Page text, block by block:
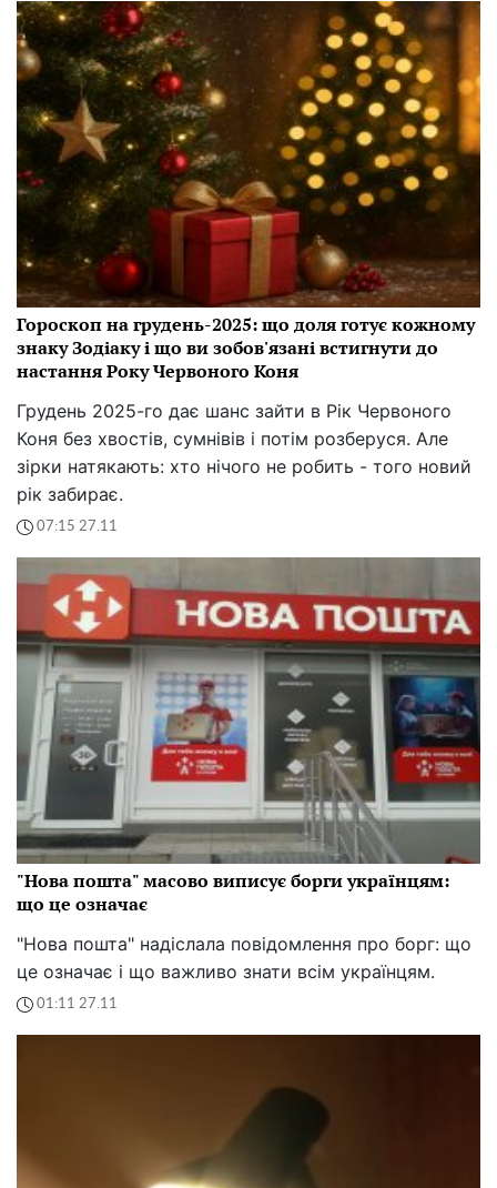
Гороскоп на грудень-2025: що доля готує кожному
знаку Зодіаку і що ви зобов'язані встигнути до
настання Року Червоного Коня
Грудень 2025-го дає шанс зайти в Рік Червоного
Коня без хвостів, сумнівів і потім розберуся. Але
зірки натякають: хто нічого не робить - того новий
рік забирає.
07:15 27.11
"Нова пошта" масово виписує борги українцям:
що це означає
"Нова пошта" надіслала повідомлення про борг: що
це означає і що важливо знати всім українцям.
01:11 27.11